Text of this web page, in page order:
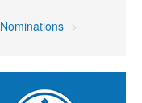
Nominations >